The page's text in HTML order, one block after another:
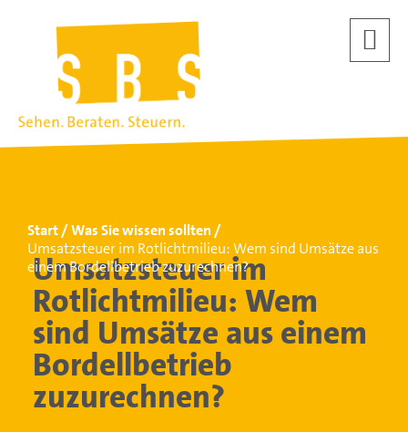
Start
Was Sie wissen sollten
Umsatzsteuer im Rotlichtmilieu: Wem sind Umsätze aus
einem Bordellbetrieb zuzurechnen?
Umsatzsteuer im
Rotlichtmilieu: Wem
sind Umsätze aus einem
Bordellbetrieb
zuzurechnen?